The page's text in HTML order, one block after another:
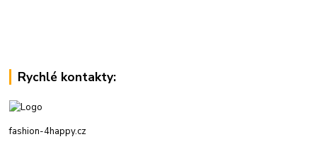
Rychlé kontakty:
fashion-4happy.cz